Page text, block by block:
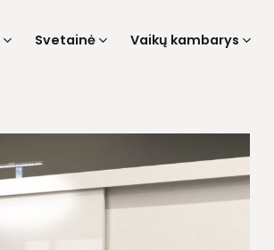
Svetainė Vaikų kambarys